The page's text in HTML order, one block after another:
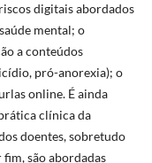
digitais abordados
mental; o
a conteúdos
pró-anorexia); o
online. É ainda
clínica da
doentes, sobretudo
são abordadas